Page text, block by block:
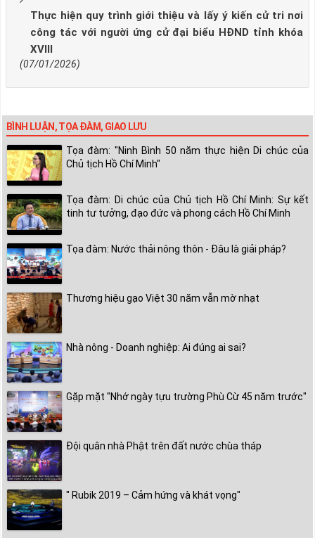
Thực hiện quy trình giới thiệu và lấy ý kiến cử tri nơi
công tác với người ứng cử đại biểu HĐND tỉnh khóa
XVIII
(07/01/2026)
BÌNH LUẬN, TỌA ĐÀM, GIAO LƯU
Tọa đàm: "Ninh Bình 50 năm thực hiện Di chúc của
Chủ tịch Hồ Chí Minh"
Tọa đàm: Di chúc của Chủ tịch Hồ Chí Minh: Sự kết
tinh tư tưởng, đạo đức và phong cách Hồ Chí Minh
Tọa đàm: Nước thải nông thôn - Đâu là giải pháp?
Thương hiệu gạo Việt 30 năm vẫn mờ nhạt
Nhà nông - Doanh nghiệp: Ai đúng ai sai?
Gặp mặt "Nhớ ngày tựu trường Phù Cừ 45 năm trước"
Đội quân nhà Phật trên đất nước chùa tháp
" Rubik 2019 – Cảm hứng và khát vọng"